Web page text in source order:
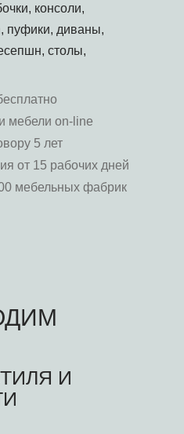
консоли,
пуфики, диваны,
столы,
мебели on-line
5 лет
от 15 рабочих дней
мебельных фабрик
И